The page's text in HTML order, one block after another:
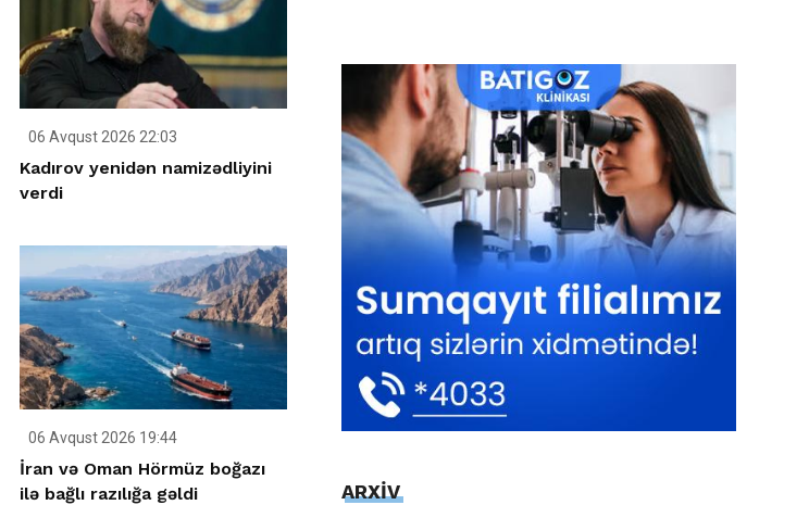
06 Avqust 2026 22:03
Kadırov yenidən namizədliyini
verdi
06 Avqust 2026 19:44
İran və Oman Hörmüz boğazı
ilə bağlı razılığa gəldi
ARXİV